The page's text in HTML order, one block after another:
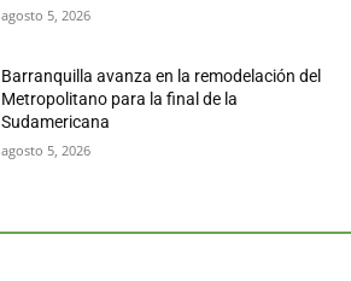
agosto 5, 2026
Barranquilla avanza en la remodelación del
Metropolitano para la final de la
Sudamericana
agosto 5, 2026